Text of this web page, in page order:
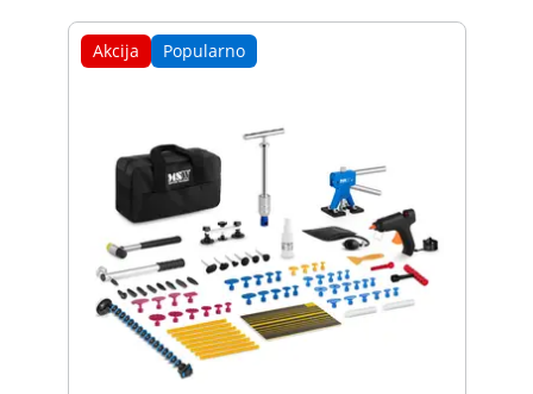
Akcija Popularno